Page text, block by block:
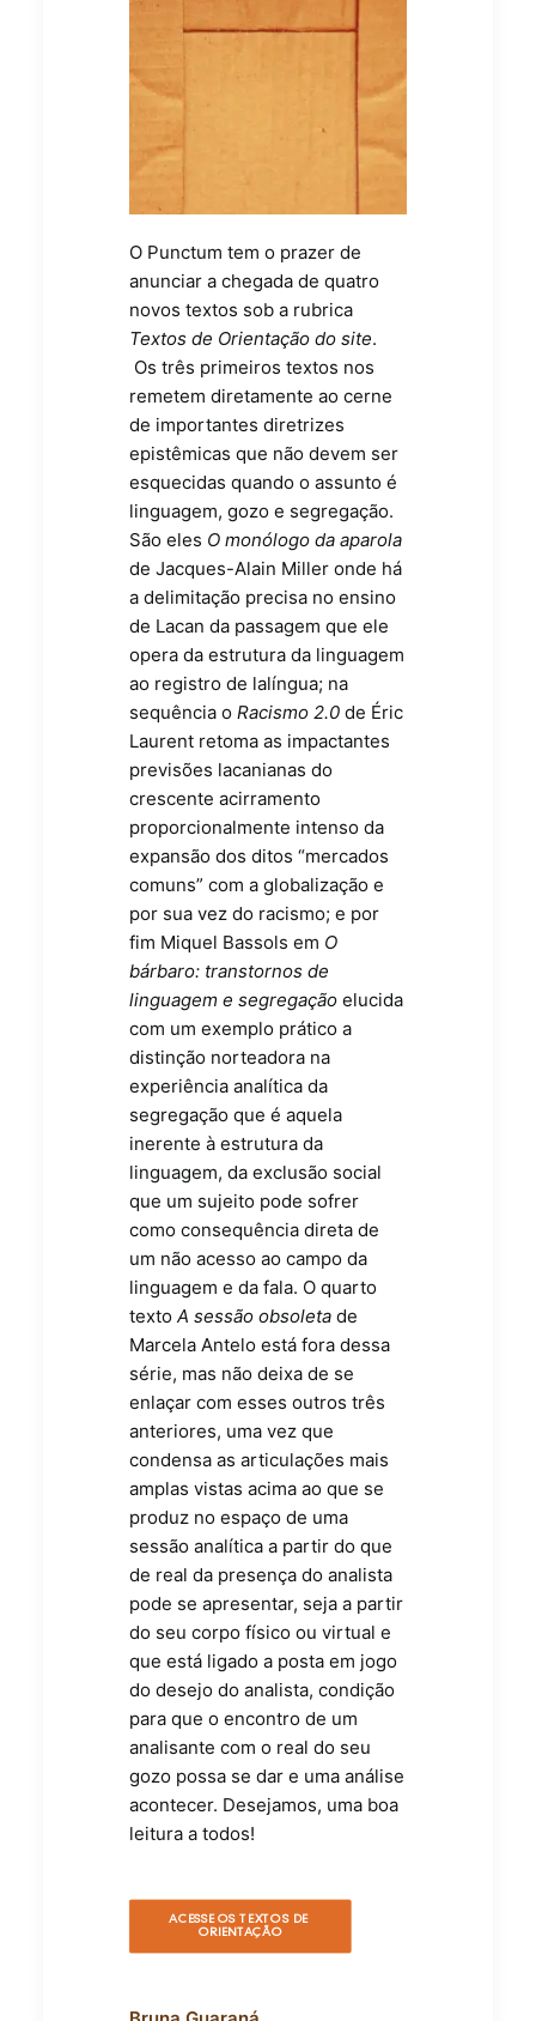
O Punctum tem o prazer de
anunciar a chegada de quatro
novos textos sob a rubrica
Textos de Orientação do site.
Os três primeiros textos nos
remetem diretamente ao cerne
de importantes diretrizes
epistêmicas que não devem ser
esquecidas quando o assunto é
linguagem, gozo e segregação.
São eles O monólogo da aparola
de Jacques-Alain Miller onde há
a delimitação precisa no ensino
de Lacan da passagem que ele
opera da estrutura da linguagem
ao registro de lalíngua; na
sequência o Racismo 2.0 de Éric
Laurent retoma as impactantes
previsões lacanianas do
crescente acirramento
proporcionalmente intenso da
expansão dos ditos “mercados
comuns” com a globalização e
por sua vez do racismo; e por
fim Miquel Bassols em O
bárbaro: transtornos de
linguagem e segregação elucida
com um exemplo prático a
distinção norteadora na
experiência analítica da
segregação que é aquela
inerente à estrutura da
linguagem, da exclusão social
que um sujeito pode sofrer
como consequência direta de
um não acesso ao campo da
linguagem e da fala. O quarto
texto A sessão obsoleta de
Marcela Antelo está fora dessa
série, mas não deixa de se
enlaçar com esses outros três
anteriores, uma vez que
condensa as articulações mais
amplas vistas acima ao que se
produz no espaço de uma
sessão analítica a partir do que
de real da presença do analista
pode se apresentar, seja a partir
do seu corpo físico ou virtual e
que está ligado a posta em jogo
do desejo do analista, condição
para que o encontro de um
analisante com o real do seu
gozo possa se dar e uma análise
acontecer. Desejamos, uma boa
leitura a todos!
ACESSE OS TEXTOS DE
ORIENTAÇÃO